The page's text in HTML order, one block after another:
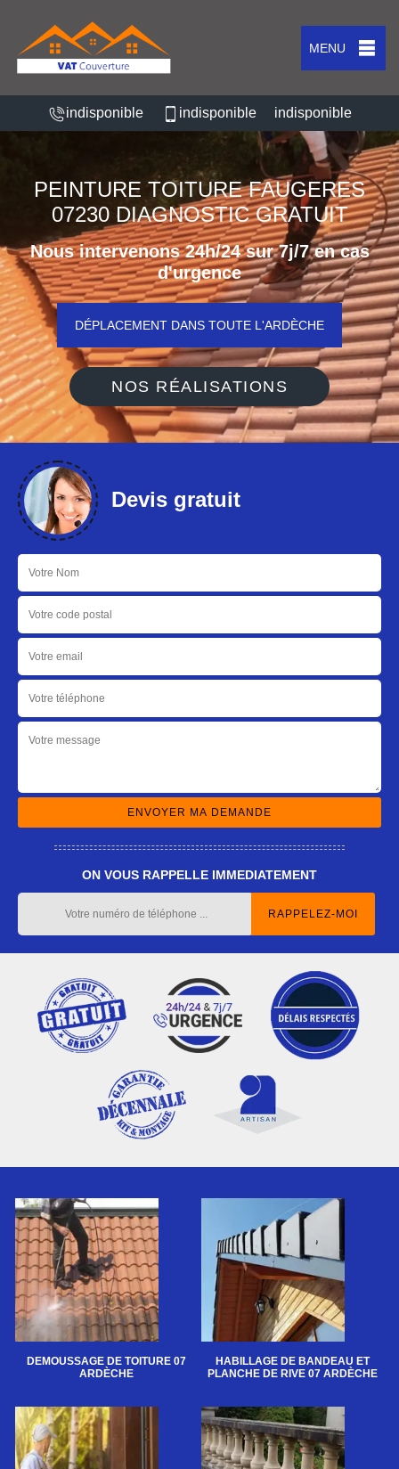
MENU
indisponible indisponible indisponible
PEINTURE TOITURE FAUGERES
07230 DIAGNOSTIC GRATUIT
Nous intervenons 24h/24 sur 7j/7 en cas
d'urgence
DÉPLACEMENT DANS TOUTE L'ARDÈCHE
NOS RÉALISATIONS
Devis gratuit
ON VOUS RAPPELLE IMMEDIATEMENT
DEMOUSSAGE DE TOITURE 07
ARDÈCHE
HABILLAGE DE BANDEAU ET
PLANCHE DE RIVE 07 ARDÈCHE